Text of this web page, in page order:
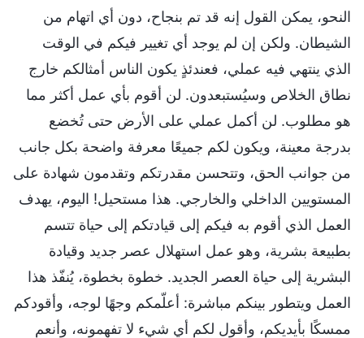
النحو، يمكن القول إنه قد تم بنجاح، دون أي اتهام من
الشيطان. ولكن إن لم يوجد أي تغيير فيكم في الوقت
الذي ينتهي فيه عملي، فعندئذٍ يكون الناس أمثالكم خارج
نطاق الخلاص وسيُستبعدون. لن أقوم بأي عمل أكثر مما
هو مطلوب. لن أكمل عملي على الأرض حتى تُخضع
بدرجة معينة، ويكون لكم جميعًا معرفة واضحة بكل جانب
من جوانب الحق، وتتحسن مقدرتكم وتقدمون شهادة على
المستويين الداخلي والخارجي. هذا مستحيل! اليوم، يهدف
العمل الذي أقوم به فيكم إلى قيادتكم إلى حياة تتسم
بطبيعة بشرية، وهو عمل استهلال عصر جديد وقيادة
البشرية إلى حياة العصر الجديد. خطوة بخطوة، يُنفّذ هذا
العمل ويتطور بينكم مباشرة: أعلّمكم وجهًا لوجه، وأقودكم
ممسكًا بأيديكم، وأقول لكم أي شيء لا تفهمونه، وأنعم